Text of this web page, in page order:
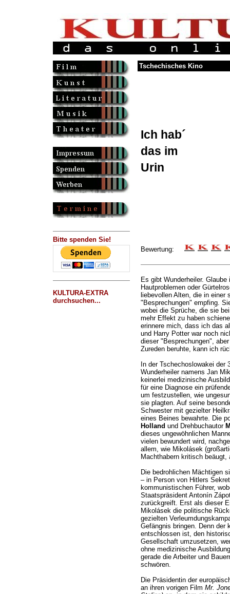
Bitte spenden Sie!
KULTURA-EXTRA
durchsuchen...
Tschechisches Kino
Ich hab´
das im
Urin
Bewertung:
Es gibt Wunderheiler.
Hautproblemen oder
liebevollen Alten, die in einer
"Besprechungen" empfing.
wobei die Sprüche, die sie
mehr Effekt zu haben
erinnere mich, dass ich das
und Harry Potter war noch
dieser "Besprechungen",
Zureden beruhte, kann ich
In der Tschechoslowakei der
Wunderheiler namens Jan
keinerlei medizinische
für eine Diagnose ein
um festzustellen, wie
sie plagten. Auf seine
Schwester mit gezielter
eines Beines bewahrte. Die
Holland und Drehbuchautor
dieses ungewöhnlichen
vielen bewundert wird,
allem, wie Mikolásek
Machthabern kritisch
Die bedrohlichen Mächtigen
– in Person von Hitlers
kommunistischen Führer,
Staatspräsident Antonín
zurückgreift. Erst als dieser
Mikolásek die politische
gezielten
Gefängnis bringen. Denn der
entschlossen ist, den
Gesellschaft umzusetzen,
ohne medizinische
gerade die Arbeiter und
schwören.
Die Präsidentin der
an ihren vorigen Film Mr.